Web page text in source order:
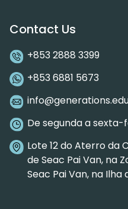
Contact Us
+853 2888 3399
+853 6881 5673
De segunda a sexta-
Lote 12 do Aterro da
de Seac Pai Van, na
Seac Pai Van, na Ilha